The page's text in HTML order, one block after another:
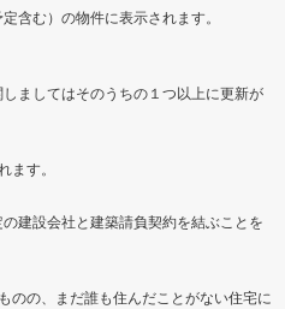
含む）の物件に表示されます。
ましてはそのうちの１つ以上に更新が
す。
建設会社と建築請負契約を結ぶことを
のの、まだ誰も住んだことがない住宅に